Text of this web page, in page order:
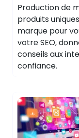
Production de
produits
marque pour
votre SEO,
conseils aux
confiance.